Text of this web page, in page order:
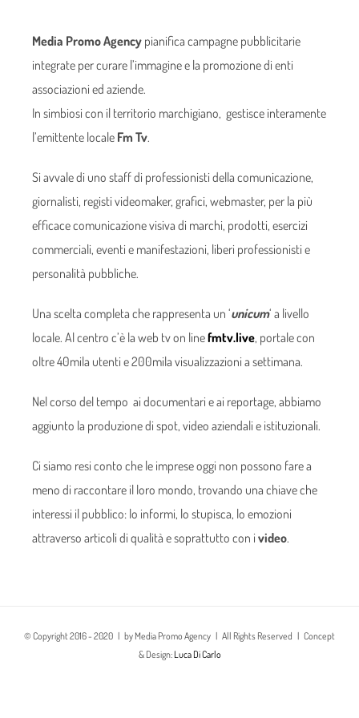
Media Promo Agency pianifica campagne pubblicitarie
integrate per curare l’immagine e la promozione di enti
associazioni ed aziende.
In simbiosi con il territorio marchigiano, gestisce interamente
l’emittente locale Fm Tv.
Si avvale di uno staff di professionisti della comunicazione,
giornalisti, registi videomaker, grafici, webmaster, per la più
efficace comunicazione visiva di marchi, prodotti, esercizi
commerciali, eventi e manifestazioni, liberi professionisti e
personalità pubbliche.
Una scelta completa che rappresenta un ‘unicum‘ a livello
locale. Al centro c’è la web tv on linefmtv.live, portale con
oltre 40mila utenti e 200mila visualizzazioni a settimana.
Nel corso del tempo ai documentari e ai reportage, abbiamo
aggiunto la produzione di spot, video aziendali e istituzionali.
Ci siamo resi conto che le imprese oggi non possono fare a
meno di raccontare il loro mondo, trovando una chiave che
interessi il pubblico: lo informi, lo stupisca, lo emozioni
attraverso articoli di qualità e soprattutto con i video.
© Copyright 2016 - 2020 | by Media Promo Agency | All Rights Reserved | Concept
& Design:Luca Di Carlo